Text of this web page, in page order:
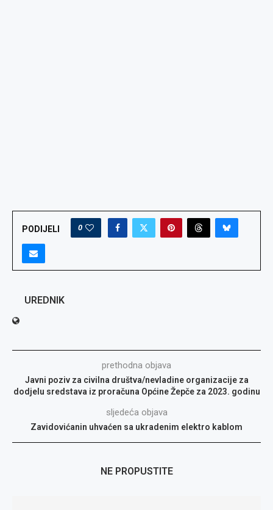
PODIJELI 0
UREDNIK
prethodna objava
Javni poziv za civilna društva/nevladine organizacije za
dodjelu sredstava iz proračuna Općine Žepče za 2023. godinu
sljedeća objava
Zavidovićanin uhvaćen sa ukradenim elektro kablom
NE PROPUSTITE